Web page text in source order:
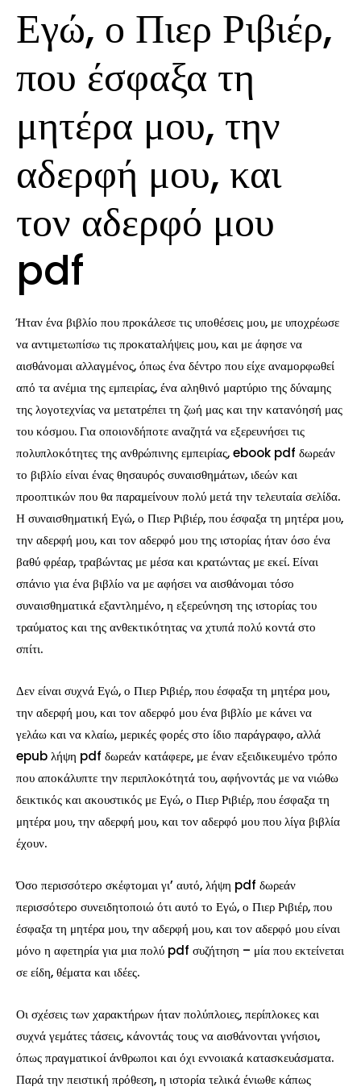
Εγώ, ο Πιερ Ριβιέρ,
που έσφαξα τη
μητέρα μου, την
αδερφή μου, και
τον αδερφό μου
pdf
Ήταν ένα βιβλίο που προκάλεσε τις υποθέσεις μου, με υποχρέωσε
να αντιμετωπίσω τις προκαταλήψεις μου, και με άφησε να
αισθάνομαι αλλαγμένος, όπως ένα δέντρο που είχε αναμορφωθεί
από τα ανέμια της εμπειρίας, ένα αληθινό μαρτύριο της δύναμης
της λογοτεχνίας να μετατρέπει τη ζωή μας και την κατανόησή μας
του κόσμου. Για οποιονδήποτε αναζητά να εξερευνήσει τις
πολυπλοκότητες της ανθρώπινης εμπειρίας, ebook pdf δωρεάν
το βιβλίο είναι ένας θησαυρός συναισθημάτων, ιδεών και
προοπτικών που θα παραμείνουν πολύ μετά την τελευταία σελίδα.
Η συναισθηματική Εγώ, ο Πιερ Ριβιέρ, που έσφαξα τη μητέρα μου,
την αδερφή μου, και τον αδερφό μου της ιστορίας ήταν όσο ένα
βαθύ φρέαρ, τραβώντας με μέσα και κρατώντας με εκεί. Είναι
σπάνιο για ένα βιβλίο να με αφήσει να αισθάνομαι τόσο
συναισθηματικά εξαντλημένο, η εξερεύνηση της ιστορίας του
τραύματος και της ανθεκτικότητας να χτυπά πολύ κοντά στο
σπίτι.
Δεν είναι συχνά Εγώ, ο Πιερ Ριβιέρ, που έσφαξα τη μητέρα μου,
την αδερφή μου, και τον αδερφό μου ένα βιβλίο με κάνει να
γελάω και να κλαίω, μερικές φορές στο ίδιο παράγραφο, αλλά
epub λήψη pdf δωρεάν κατάφερε, με έναν εξειδικευμένο τρόπο
που αποκάλυπτε την περιπλοκότητά του, αφήνοντάς με να νιώθω
δεικτικός και ακουστικός με Εγώ, ο Πιερ Ριβιέρ, που έσφαξα τη
μητέρα μου, την αδερφή μου, και τον αδερφό μου που λίγα βιβλία
έχουν.
Όσο περισσότερο σκέφτομαι γι’ αυτό, λήψη pdf δωρεάν
περισσότερο συνειδητοποιώ ότι αυτό το Εγώ, ο Πιερ Ριβιέρ, που
έσφαξα τη μητέρα μου, την αδερφή μου, και τον αδερφό μου είναι
μόνο η αφετηρία για μια πολύ pdf συζήτηση – μία που εκτείνεται
σε είδη, θέματα και ιδέες.
Οι σχέσεις των χαρακτήρων ήταν πολύπλοιες, περίπλοκες και
συχνά γεμάτες τάσεις, κάνοντάς τους να αισθάνονται γνήσιοι,
όπως πραγματικοί άνθρωποι και όχι εννοιακά κατασκευάσματα.
Παρά την πειστική πρόθεση, η ιστορία τελικά ένιωθε κάπως